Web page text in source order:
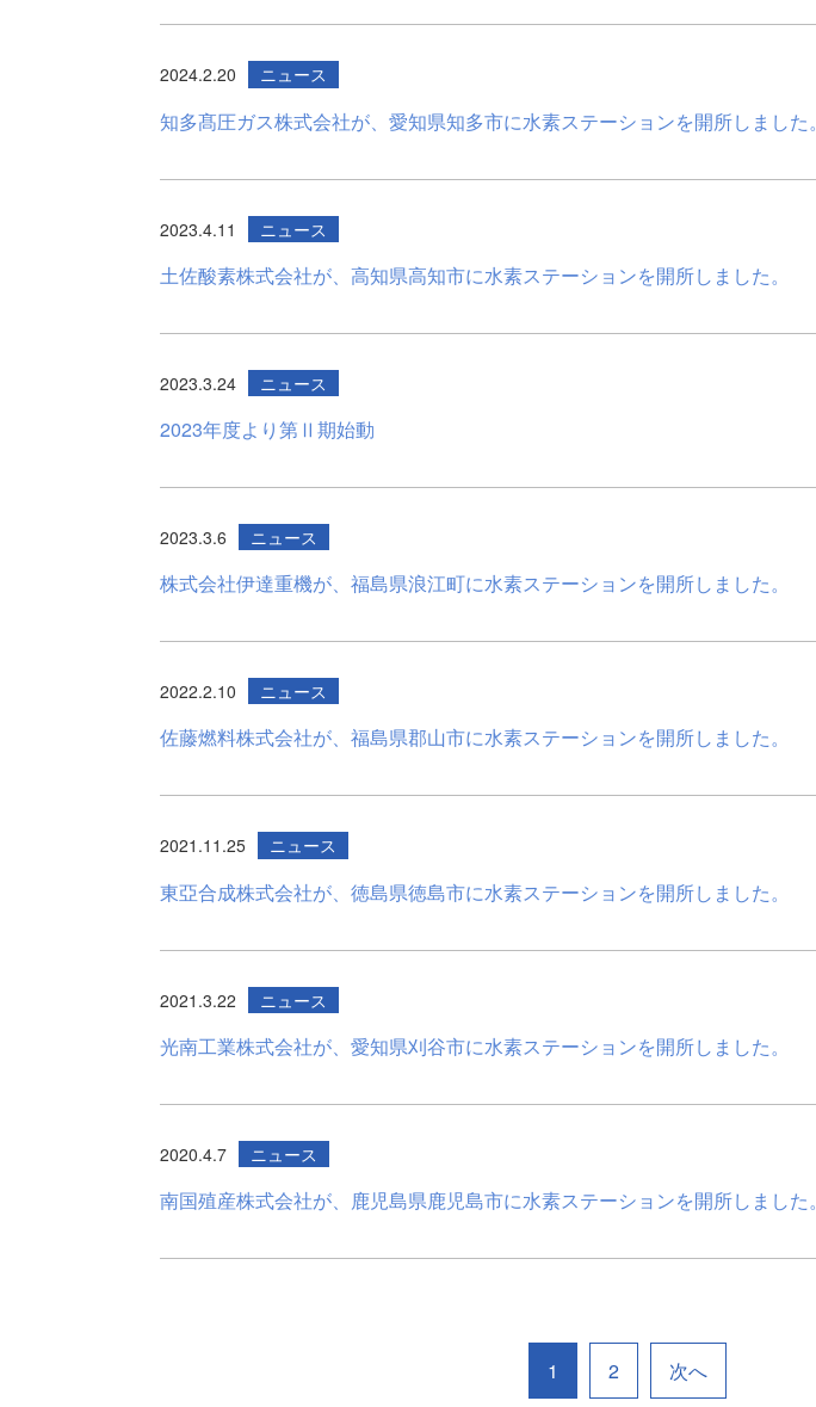
2024.2.20 ニュース
知多髙圧ガス株式会社が、愛知県知多市に水素ステーションを開所しました。
2023.4.11 ニュース
土佐酸素株式会社が、高知県高知市に水素ステーションを開所しました。
2023.3.24 ニュース
2023年度より第Ⅱ期始動
2023.3.6 ニュース
株式会社伊達重機が、福島県浪江町に水素ステーションを開所しました。
2022.2.10 ニュース
佐藤燃料株式会社が、福島県郡山市に水素ステーションを開所しました。
2021.11.25 ニュース
東亞合成株式会社が、徳島県徳島市に水素ステーションを開所しました。
2021.3.22 ニュース
光南工業株式会社が、愛知県刈谷市に水素ステーションを開所しました。
2020.4.7 ニュース
南国殖産株式会社が、鹿児島県鹿児島市に水素ステーションを開所しました。
1 2 次へ